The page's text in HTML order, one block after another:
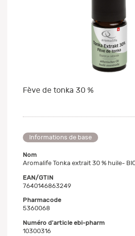
Fève de tonka 30 %
Informations de base
Nom
Aromalife Tonka extrait 30 % huile-
EAN/GTIN
7640146863249
Pharmacode
5360068
Numéro d'article ebi-pharm
10300316